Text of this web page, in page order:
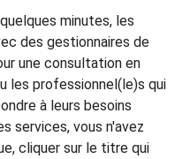
minutes, les
des gestionnaires de
une consultation en
les professionnel(le)s qui
à leurs besoins
services, vous n'avez
cliquer sur le titre qui